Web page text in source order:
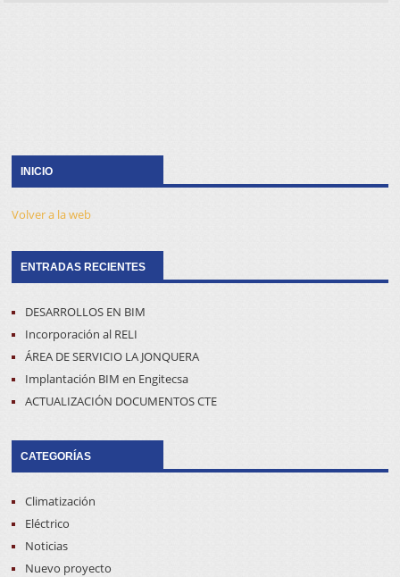
INICIO
Volver a la web
ENTRADAS RECIENTES
DESARROLLOS EN BIM
Incorporación al RELI
ÁREA DE SERVICIO LA JONQUERA
Implantación BIM en Engitecsa
ACTUALIZACIÓN DOCUMENTOS CTE
CATEGORÍAS
Climatización
Eléctrico
Noticias
Nuevo proyecto